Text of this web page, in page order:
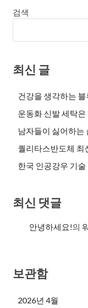
검색
최신 글
건강을 생각하는
운동화 신발 세탁
남자들이 싫어하는
퀄리타스반도체 최
한국 인공강우 기
최신 댓글
안녕하세요!의
보관함
2026년 4월